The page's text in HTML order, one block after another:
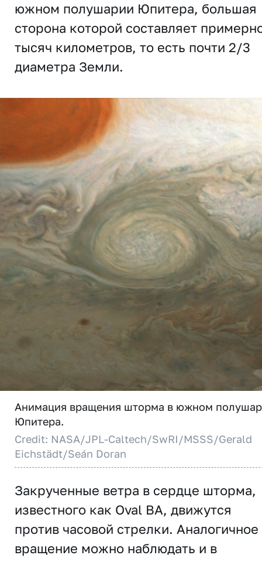
южном полушарии Юпитера, большая
сторона которой составляет
тысяч километров, то есть почти 2/3
диаметра Земли.
Анимация вращения шторма в южном
Юпитера.
Credit: NASA/JPL-Caltech/SwRI/MSSS/Gerald
Eichstädt/Seán Doran
Закрученные ветра в сердце шторма,
известного как Oval BA, движутся
против часовой стрелки. Аналогичное
вращение можно наблюдать и в